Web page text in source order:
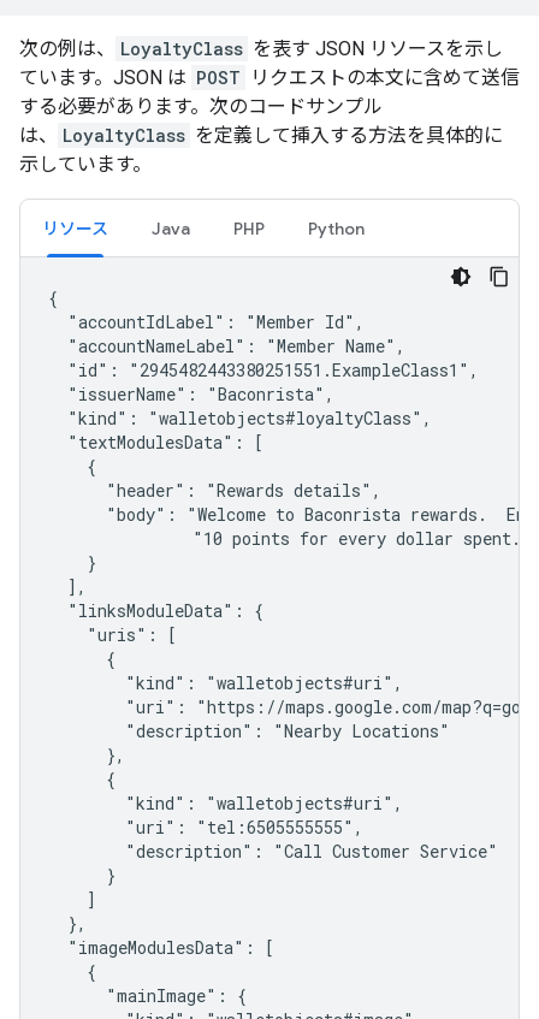
次の例は、 LoyaltyClass を表す JSON リソースを示し
ています。JSON は POST
リクエストの本文に含めて送信
する必要があります。次のコードサンプル
は、
LoyaltyClass を定義して挿入する方法を具体的に
示しています。
リソース Java PHP Python
{
  "accountIdLabel": "Member Id",
  "accountNameLabel": "Member Name",
  "id": "2945482443380251551.ExampleClass1",
  "issuerName": "Baconrista",
  "kind": "walletobjects#loyaltyClass",
  "textModulesData": [
    {
      "header": "Rewards details",
"body": "Welcome to Baconrista rewards.
"10 points for every dollar spent.
    }
  ],
  "linksModuleData": {
    "uris": [
      {
        "kind": "walletobjects#uri",
"uri": "https://maps.google.com/
        "description": "Nearby Locations"
      },
      {
        "kind": "walletobjects#uri",
        "uri": "tel:6505555555",
        "description": "Call Customer Service"
      }
    ]
  },
  "imageModulesData": [
    {
      "mainImage": {